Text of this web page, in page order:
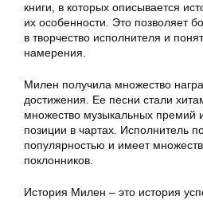
книги, в которых описывается
их особенности. Это позволяет
в творчество исполнителя и
намерения.
Милен получила множество
достижения. Ее песни стали
множество музыкальных премий
позиции в чартах. Исполнитель
популярностью и имеет
поклонников.
История Милен – это история